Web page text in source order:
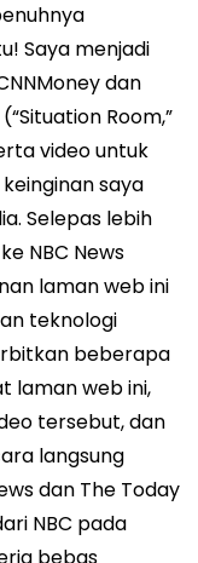
Saya menjadi
dan
Room,”
video untuk
saya
Selepas lebih
NBC News
laman web ini
teknologi
beberapa
laman web ini,
tersebut, dan
langsung
dan The Today
NBC pada